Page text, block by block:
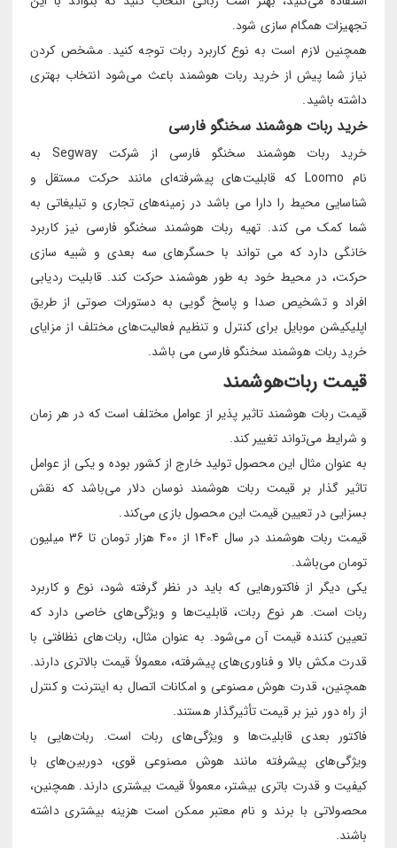
تجهیزات همگام سازی شود.
همچنین لازم است به نوع کاربرد ربات توجه کنید. مشخص کردن
نیاز شما پیش از خرید ربات هوشمند باعث می‌شود انتخاب بهتری
داشته باشید.
خرید ربات هوشمند سخنگو فارسی
خرید ربات هوشمند سخنگو فارسی از شرکت Segway به
نام Loomo که قابلیت‌های پیشرفته‌ای مانند حرکت مستقل و
شناسایی محیط را دارا می باشد در زمینه‌های تجاری و تبلیغاتی به
شما کمک می کند. تهیه ربات هوشمند سخنگو فارسی نیز کاربرد
خانگی دارد که می تواند با حسگرهای سه بعدی و شبیه سازی
حرکت، در محیط خود به طور هوشمند حرکت کند. قابلیت ردیابی
افراد و تشخیص صدا و پاسخ گویی به دستورات صوتی از طریق
اپلیکیشن موبایل برای کنترل و تنظیم فعالیت‌های مختلف از مزایای
خرید ربات هوشمند سخنگو فارسی می باشد.
قیمت ربات‌هوشمند
قیمت ربات هوشمند تاثیر پذیر از عوامل مختلف است که در هر زمان
و شرایط می‌تواند تغییر کند.
به عنوان مثال این محصول تولید خارج از کشور بوده و یکی از عوامل
تاثیر گذار بر قیمت ربات هوشمند نوسان دلار می‌باشد که نقش
بسزایی در تعیین قیمت این محصول بازی می‌کند.
قیمت ربات هوشمند در سال 1404 از 400 هزار تومان تا 36 میلیون
تومان می‌باشد.
یکی دیگر از فاکتورهایی که باید در نظر گرفته شود، نوع و کاربرد
ربات است. هر نوع ربات، قابلیت‌ها و ویژگی‌های خاصی دارد که
تعیین کننده قیمت آن می‌شود. به عنوان مثال، ربات‌های نظافتی با
قدرت مکش بالا و فناوری‌های پیشرفته، معمولاً قیمت بالاتری دارند.
همچنین، قدرت هوش مصنوعی و امکانات اتصال به اینترنت و کنترل
از راه دور نیز بر قیمت تأثیرگذار هستند.
فاکتور بعدی قابلیت‌ها و ویژگی‌های ربات است. ربات‌هایی با
ویژگی‌های پیشرفته مانند هوش مصنوعی قوی، دوربین‌های با
کیفیت و قدرت باتری بیشتر، معمولاً قیمت بیشتری دارند. همچنین،
محصولاتی با برند و نام معتبر ممکن است هزینه بیشتری داشته
باشند.